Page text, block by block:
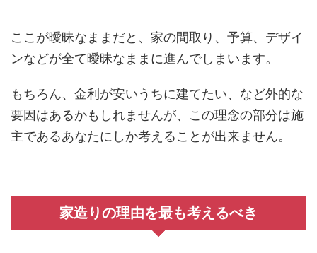
ここが曖昧なままだと、家の間取り、予算、デザイ
ンなどが全て曖昧なままに進んでしまいます。
もちろん、金利が安いうちに建てたい、など外的な
要因はあるかもしれませんが、この理念の部分は施
主であるあなたにしか考えることが出来ません。
家造りの理由を最も考えるべき